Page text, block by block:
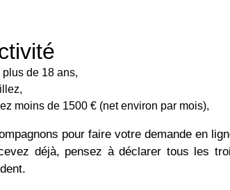
de 18 ans,
moins de 1500 € (net environ par mois),
pour faire votre demande en
déjà, pensez à déclarer tous les